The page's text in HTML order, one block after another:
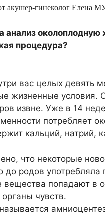
акушер-гинеколог
околоплодную
процедура?
вас целых девять
жизненные условия.
извне. Уже в 14
потребляет
кальций, натрий,
что некоторые
родов употребляла
вещества попадают в
чувств.